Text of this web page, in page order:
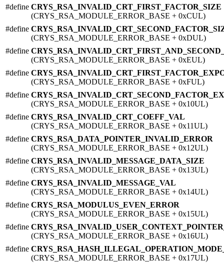
#define CRYS_RSA_INVALID_CRT_FIRST_FACTOR_SIZE
(CRYS_RSA_MODULE_ERROR_BASE + 0xCUL)
#define
(CRYS_RSA_MODULE_ERROR_BASE + 0xDUL)
#define
(CRYS_RSA_MODULE_ERROR_BASE + 0xEUL)
#define
(CRYS_RSA_MODULE_ERROR_BASE + 0xFUL)
#define
(CRYS_RSA_MODULE_ERROR_BASE + 0x10UL)
#define CRYS_RSA_INVALID_CRT_COEFF_VAL
(CRYS_RSA_MODULE_ERROR_BASE + 0x11UL)
#define CRYS_RSA_DATA_POINTER_INVALID_ERROR
(CRYS_RSA_MODULE_ERROR_BASE + 0x12UL)
#define CRYS_RSA_INVALID_MESSAGE_DATA_SIZE
(CRYS_RSA_MODULE_ERROR_BASE + 0x13UL)
#define CRYS_RSA_INVALID_MESSAGE_VAL
(CRYS_RSA_MODULE_ERROR_BASE + 0x14UL)
#define CRYS_RSA_MODULUS_EVEN_ERROR
(CRYS_RSA_MODULE_ERROR_BASE + 0x15UL)
#define
(CRYS_RSA_MODULE_ERROR_BASE + 0x16UL)
#define
(CRYS_RSA_MODULE_ERROR_BASE + 0x17UL)